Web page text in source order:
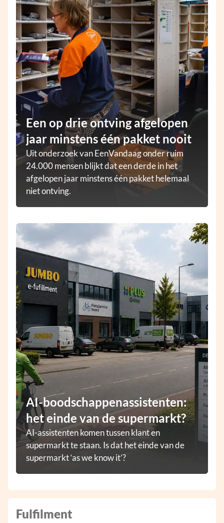
AI-boodschappenassistenten:
het einde van de supermarkt?
AI-assistenten komen tussen klant en
supermarkt te staan. Is dat het einde van de
supermarkt ‘as we know it’?
Een op drie ontving afgelopen
jaar minstens één pakket nooit
Uit onderzoek van EenVandaag onder ruim
24.000 mensen blijkt dat een derde in het
afgelopen jaar minstens één pakket helemaal
niet ontving.
Fulfilment